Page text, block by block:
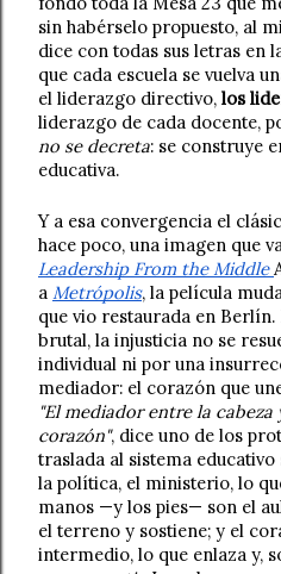
sin habérselo propuesto, al
dice con todas sus letras en
que cada escuela se vuelva
el liderazgo directivo, los
no se decreta: se construye
educativa.
Y a esa convergencia el
Leadership From the Middle
a Metrópolis, la película
que vio restaurada en Berlín.
brutal, la injusticia no se
individual ni por una
"El mediador entre la cabeza
corazón", dice uno de los
traslada al sistema
la política, el ministerio, lo
manos —y los pies— son el
el terreno y sostiene; y el
intermedio, lo que enlaza y,